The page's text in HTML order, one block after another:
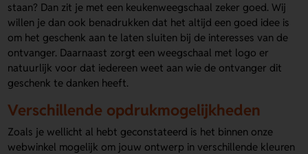
staan? Dan zit je met een keukenweegschaal zeker goed. Wij
willen je dan ook benadrukken dat het altijd een goed idee is
om het geschenk aan te laten sluiten bij de interesses van de
ontvanger. Daarnaast zorgt een weegschaal met logo er
natuurlijk voor dat iedereen weet aan wie de ontvanger dit
geschenk te danken heeft.
Verschillende opdrukmogelijkheden
Zoals je wellicht al hebt geconstateerd is het binnen onze
webwinkel mogelijk om jouw ontwerp in verschillende kleuren